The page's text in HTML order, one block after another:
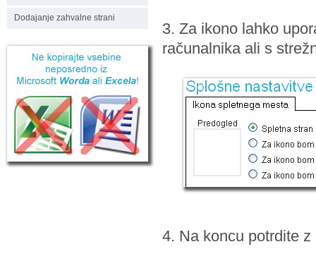
Dodajanje zahvalne strani
3. Za ikono lahko
računalnika ali s
4. Na koncu potrdite